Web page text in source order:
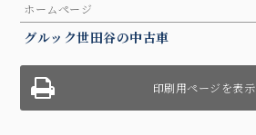
ホームページ
グルック世田谷の中古車
印刷用ページを表示